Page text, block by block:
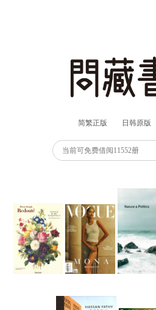
简繁正版 日韩原版